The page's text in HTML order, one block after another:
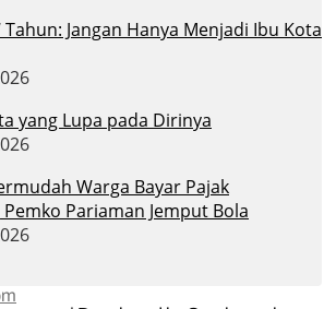
Tahun: Jangan Hanya Menjadi Ibu Kota
yang Lupa pada Dirinya
Warga Bayar Pajak
Pariaman Jemput Bola